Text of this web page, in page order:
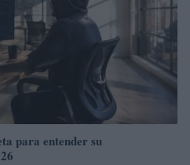
para entender su